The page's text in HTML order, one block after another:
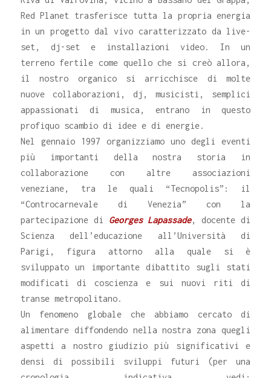
Red Planet trasferisce tutta la propria energia
in un progetto dal vivo caratterizzato da live-
set, dj-set e installazioni video. In un
terreno fertile come quello che si creò allora,
il nostro organico si arricchisce di molte
nuove collaborazioni, dj, musicisti, semplici
appassionati di musica, entrano in questo
profiquo scambio di idee e di energie.
Nel gennaio 1997 organizziamo uno degli eventi
più importanti della nostra storia in
collaborazione con altre associazioni
veneziane, tra le quali “Tecnopolis”: il
“Controcarnevale di Venezia” con la
partecipazione di Georges Lapassade, docente di
Scienza dell’educazione all’Università di
Parigi, figura attorno alla quale si è
sviluppato un importante dibattito sugli stati
modificati di coscienza e sui nuovi riti di
transe metropolitano.
Un fenomeno globale che abbiamo cercato di
alimentare diffondendo nella nostra zona quegli
aspetti a nostro giudizio più significativi e
densi di possibili sviluppi futuri (per una